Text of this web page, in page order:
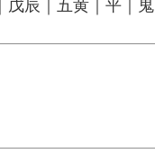
｜戊辰｜五黄｜平｜鬼